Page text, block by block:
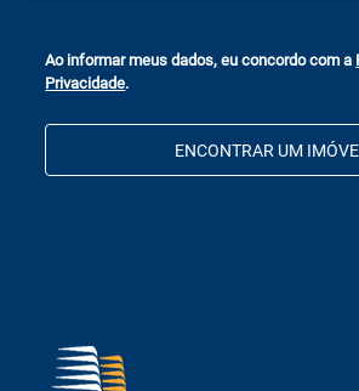
Ao informar meus dados, eu concordo com a
Privacidade.
ENCONTRAR UM